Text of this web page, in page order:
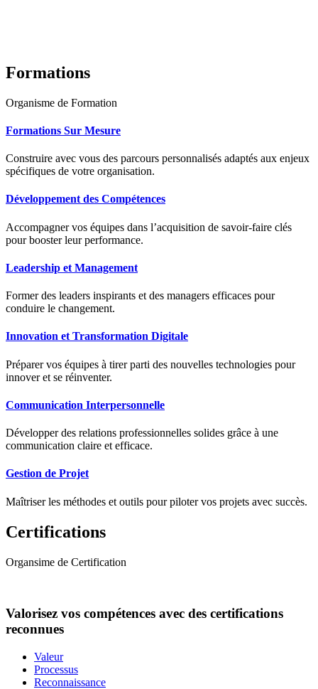
Formations
Organisme de Formation
Formations Sur Mesure
Construire avec vous des parcours personnalisés adaptés aux enjeux
spécifiques de votre organisation.
Développement des Compétences
Accompagner vos équipes dans l’acquisition de savoir-faire clés
pour booster leur performance.
Leadership et Management
Former des leaders inspirants et des managers efficaces pour
conduire le changement.
Innovation et Transformation Digitale
Préparer vos équipes à tirer parti des nouvelles technologies pour
innover et se réinventer.
Communication Interpersonnelle
Développer des relations professionnelles solides grâce à une
communication claire et efficace.
Gestion de Projet
Maîtriser les méthodes et outils pour piloter vos projets avec succès.
Certifications
Organsime de Certification
Valorisez vos compétences avec des certifications
reconnues
Valeur
Processus
Reconnaissance